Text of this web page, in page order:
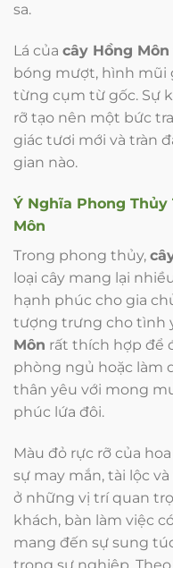
sa.
Lá của cây Hồng Môn
bóng mượt, hình mũi
từng cụm từ gốc. Sự
rỡ tạo nên một bức
giác tươi mới và tràn
gian nào.
Ý Nghĩa Phong Thủy
Môn
Trong phong thủy,
loại cây mang lại
hạnh phúc cho gia
tượng trưng cho tình
Môn rất thích hợp để
phòng ngủ hoặc làm
thân yêu với mong
phúc lứa đôi.
Màu đỏ rực rỡ của
sự may mắn, tài lộc
ở những vị trí quan
khách, bàn làm việc
mang đến sự sung